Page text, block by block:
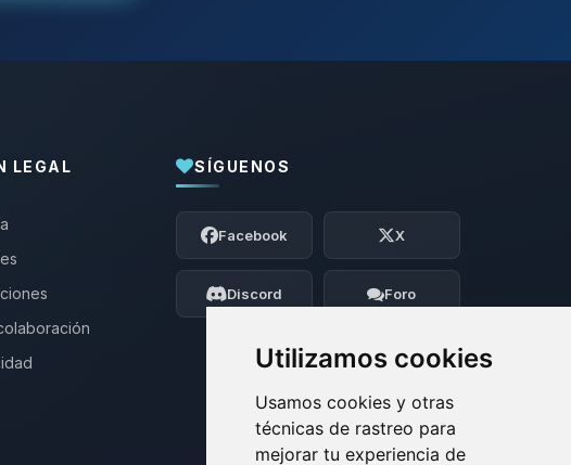
Utilizamos cookies
Usamos cookies y otras
técnicas de rastreo para
mejorar tu experiencia de
LEGAL SÍGUENOS
Facebook X
Discord Foro
Yupi, por fin alguien con quien hablar!
Soy Choupy, tu pequeno asistente de
BoxToPlay. Cuentame que necesitas y
moveré mis pequenos circuitos para
ayudarte.
06/08/2026 20:42